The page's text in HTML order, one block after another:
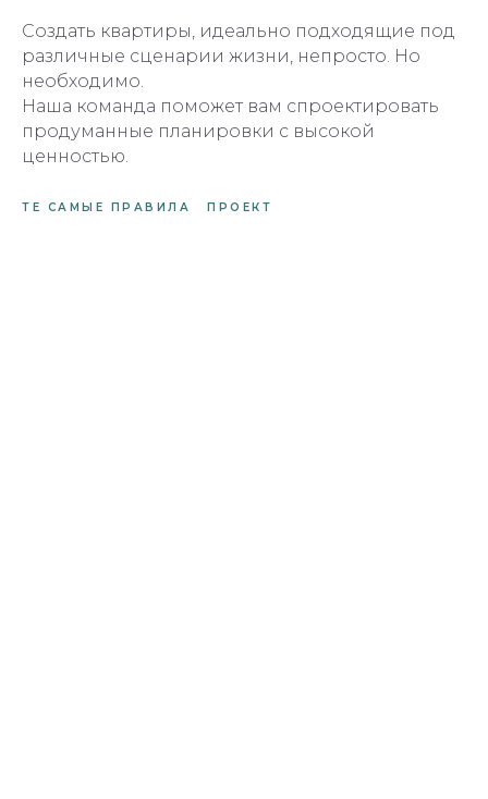
Создать квартиры, идеально подходящие под
различные сценарии жизни, непросто. Но
необходимо.
Наша команда поможет вам спроектировать
продуманные планировки с высокой
ценностью.
ТЕ САМЫЕ ПРАВИЛА ПРОЕКТ